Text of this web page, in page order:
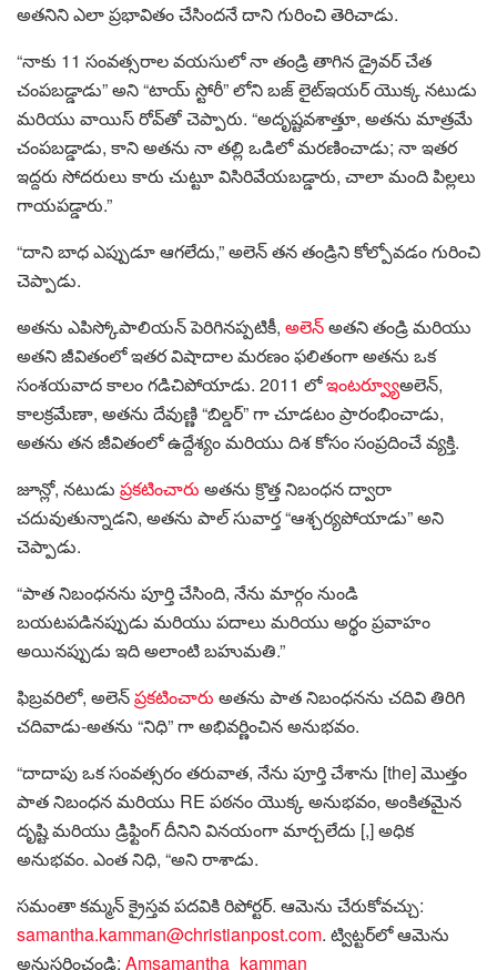
అతనిని ఎలా ప్రభావితం చేసిందనే దాని గురించి తెరిచాడు.
“నాకు 11 సంవత్సరాల వయసులో నా తండ్రి తాగిన డ్రైవర్ చేత
చంపబడ్డాడు” అని “టాయ్ స్టోరీ” లోని బజ్ లైట్‌ఇయర్ యొక్క నటుడు
మరియు వాయిస్ రోవ్‌తో చెప్పారు. “అదృష్టవశాత్తూ, అతను మాత్రమే
చంపబడ్డాడు, కాని అతను నా తల్లి ఒడిలో మరణించాడు; నా ఇతర
ఇద్దరు సోదరులు కారు చుట్టూ విసిరివేయబడ్డారు, చాలా మంది పిల్లలు
గాయపడ్డారు.”
“దాని బాధ ఎప్పుడూ ఆగలేదు,” అలెన్ తన తండ్రిని కోల్పోవడం గురించి
చెప్పాడు.
అతను ఎపిస్కోపాలియన్ పెరిగినప్పటికీ, అలెన్అతని తండ్రి మరియు
అతని జీవితంలో ఇతర విషాదాల మరణం ఫలితంగా అతను ఒక
సంశయవాద కాలం గడిచిపోయాడు. 2011 లోఇంటర్వ్యూఅలెన్,
కాలక్రమేణా, అతను దేవుణ్ణి “బిల్డర్” గా చూడటం ప్రారంభించాడు,
అతను తన జీవితంలో ఉద్దేశ్యం మరియు దిశ కోసం సంప్రదించే వ్యక్తి.
జూన్లో, నటుడు ప్రకటించారు అతను క్రొత్త నిబంధన ద్వారా
చదువుతున్నాడని, అతను పాల్ సువార్త “ఆశ్చర్యపోయాడు” అని
చెప్పాడు.
“పాత నిబంధనను పూర్తి చేసింది, నేను మార్గం నుండి
బయటపడినప్పుడు మరియు పదాలు మరియు అర్థం ప్రవాహం
అయినప్పుడు ఇది అలాంటి బహుమతి.”
ఫిబ్రవరిలో, అలెన్ప్రకటించారు అతను పాత నిబంధనను చదివి తిరిగి
చదివాడు-అతను “నిధి” గా అభివర్ణించిన అనుభవం.
“దాదాపు ఒక సంవత్సరం తరువాత, నేను పూర్తి చేశాను [the] మొత్తం
పాత నిబంధన మరియు RE పఠనం యొక్క అనుభవం, అంకితమైన
దృష్టి మరియు డ్రిఫ్టింగ్ దీనిని వినయంగా మార్చలేదు [,] అధిక
అనుభవం. ఎంత నిధి, “అని రాశాడు.
సమంతా కమ్మన్ క్రైస్తవ పదవికి రిపోర్టర్. ఆమెను చేరుకోవచ్చు:
samantha.kamman@christianpost.com. ట్విట్టర్‌లో ఆమెను
అనుసరించండి: Amsamantha_kamman